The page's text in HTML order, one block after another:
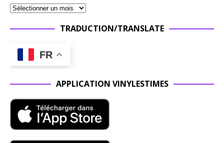
TRADUCTION/TRANSLATE
FR
APPLICATION VINYLESTIMES